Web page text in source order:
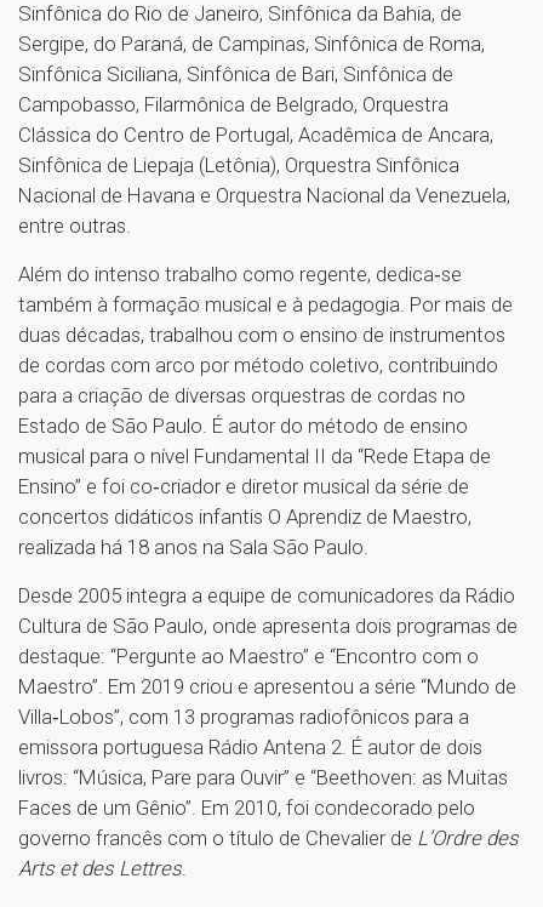
Sinfônica do Rio de Janeiro, Sinfônica da Bahia, de
Sergipe, do Paraná, de Campinas, Sinfônica de Roma,
Sinfônica Siciliana, Sinfônica de Bari, Sinfônica de
Campobasso, Filarmônica de Belgrado, Orquestra
Clássica do Centro de Portugal, Acadêmica de Ancara,
Sinfônica de Liepaja (Letônia), Orquestra Sinfônica
Nacional de Havana e Orquestra Nacional da Venezuela,
entre outras.
Além do intenso trabalho como regente, dedica‑se
também à formação musical e à pedagogia. Por mais de
duas décadas, trabalhou com o ensino de instrumentos
de cordas com arco por método coletivo, contribuindo
para a criação de diversas orquestras de cordas no
Estado de São Paulo. É autor do método de ensino
musical para o nível Fundamental II da “Rede Etapa de
Ensino” e foi co‑criador e diretor musical da série de
concertos didáticos infantis O Aprendiz de Maestro,
realizada há 18 anos na Sala São Paulo.
Desde 2005 integra a equipe de comunicadores da Rádio
Cultura de São Paulo, onde apresenta dois programas de
destaque: “Pergunte ao Maestro” e “Encontro com o
Maestro”. Em 2019 criou e apresentou a série “Mundo de
Villa‑Lobos”, com 13 programas radiofônicos para a
emissora portuguesa Rádio Antena 2. É autor de dois
livros: “Música, Pare para Ouvir” e “Beethoven: as Muitas
Faces de um Gênio”. Em 2010, foi condecorado pelo
governo francês com o título de Chevalier de L’Ordre des
Arts et des Lettres.